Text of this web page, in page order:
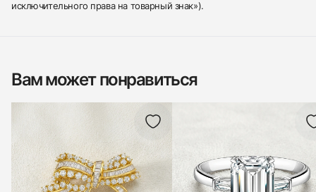
исключительного права на товарный знак»).
Вам может понравиться